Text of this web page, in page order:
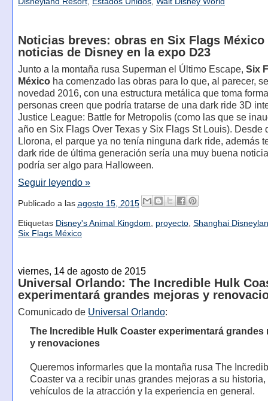
Noticias breves: obras en Six Flags México
noticias de Disney en la expo D23
Junto a la montaña rusa Superman el Último Escape, Six
Méxicoha comenzado las obras para lo que, al parecer,
novedad 2016, con una estructura metálica que toma
personas creen que podría tratarse de una dark ride 3D
Justice League: Battle for Metropolis (como las que se
año en Six Flags Over Texas y Six Flags St Louis). Desde
Llorona, el parque ya no tenía ninguna dark ride, además
dark ride de última generación sería una muy buena
podría ser algo para Halloween.
Seguir leyendo »
Publicado a las agosto 15, 2015
Etiquetas Disney's Animal Kingdom, proyecto, Shanghai
Six Flags México
viernes, 14 de agosto de 2015
Universal Orlando: The Incredible Hulk
experimentará grandes mejoras y
Comunicado de Universal Orlando:
The Incredible Hulk Coaster experimentará grandes
y renovaciones
Queremos informarles que la montaña rusa The
Coaster va a recibir unas grandes mejoras a su historia,
vehículos de la atracción y la experiencia en general.